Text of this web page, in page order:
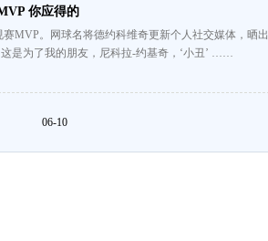
你应得的
MVP。网球名将德约科维奇更新个人社交媒体，晒出
是为了我的朋友，尼科拉-约基奇，‘小丑’ ……
06-10